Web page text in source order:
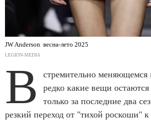
JW Anderson весна-лето 2025
LEGION-MEDIA
В
стремительно
редко какие вещи
только за последние два
резкий переход от "тихой роскоши"